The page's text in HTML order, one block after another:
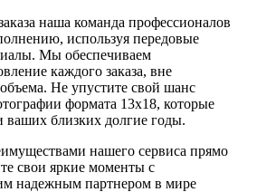
наша команда профессионалов
используя передовые
Мы обеспечиваем
каждого заказа, вне
Не упустите свой шанс
формата 13х18, которые
ваших близких долгие годы.
нашего сервиса прямо
свои яркие моменты с
надежным партнером в мире